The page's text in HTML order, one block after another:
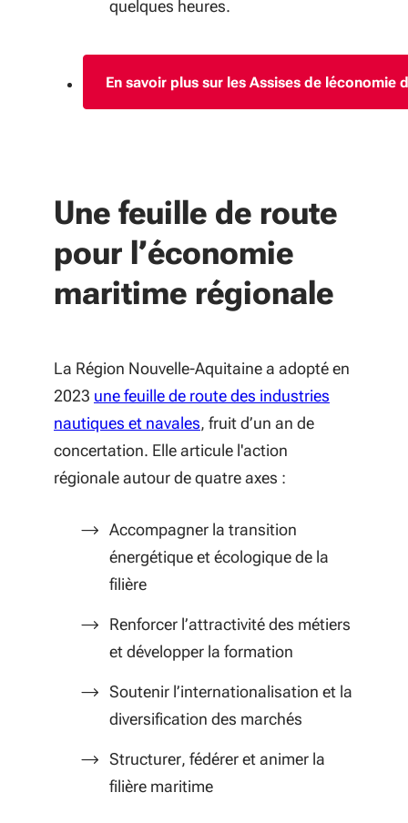
quelques heures.
En savoir plus sur les Assises de léconomie
(S'ouvre dans
Une feuille de route
pour l’économie
maritime régionale
La Région Nouvelle-Aquitaine a adopté en
2023 une feuille de route des industries
nautiques et navales (S'ouvre dans une nouvelle
, fruit d’un an de
concertation. Elle articule l'action
régionale autour de quatre axes :
Accompagner la transition
énergétique et écologique de la
filière
Renforcer l’attractivité des métiers
et développer la formation
Soutenir l’internationalisation et la
diversification des marchés
Structurer, fédérer et animer la
filière maritime